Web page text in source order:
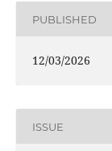
PUBLISHED
12/03/2026
ISSUE